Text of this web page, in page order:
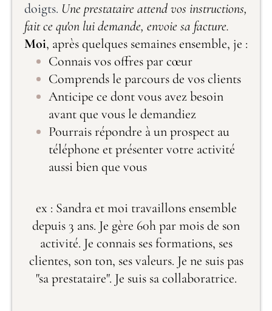
doigts. Une prestataire attend vos instructions,
fait ce qu'on lui demande, envoie sa facture.
Moi, après quelques semaines ensemble, je :
Connais vos offres par cœur
Comprends le parcours de vos clients
Anticipe ce dont vous avez besoin
avant que vous le demandiez
Pourrais répondre à un prospect au
téléphone et présenter votre activité
aussi bien que vous
ex : Sandra et moi travaillons ensemble
depuis 3 ans. Je gère 60h par mois de son
activité. Je connais ses formations, ses
clientes, son ton, ses valeurs. Je ne suis pas
"sa prestataire". Je suis sa collaboratrice.